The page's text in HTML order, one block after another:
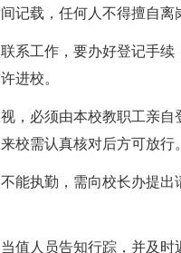
记载，任何人不得擅自离
系工作，要办好登记手
进校。
，必须由本校教职工亲
校需认真核对后方可放行。
能执勤，需向校长办提
值人员告知行踪，并及时